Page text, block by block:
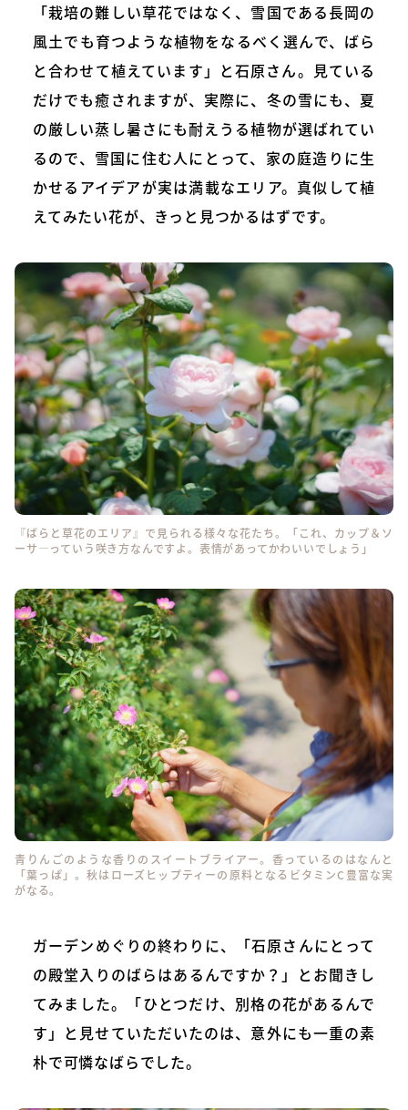
「栽培の難しい草花ではなく、雪国である長岡の
風土でも育つような植物をなるべく選んで、ばら
と合わせて植えています」と石原さん。見ている
だけでも癒されますが、実際に、冬の雪にも、夏
の厳しい蒸し暑さにも耐えうる植物が選ばれてい
るので、雪国に住む人にとって、家の庭造りに生
かせるアイデアが実は満載なエリア。真似して植
えてみたい花が、きっと見つかるはずです。
『ばらと草花のエリア』で見られる様々な花たち。「これ、カップ＆ソ
ーサ―っていう咲き方なんですよ。表情があってかわいいでしょう」
青りんごのような香りのスイートブライアー。香っているのはなんと
「葉っぱ」。秋はローズヒップティーの原料となるビタミンC豊富な実
がなる。
ガーデンめぐりの終わりに、「石原さんにとって
の殿堂入りのばらはあるんですか？」とお聞きし
てみました。「ひとつだけ、別格の花があるんで
す」と見せていただいたのは、意外にも一重の素
朴で可憐なばらでした。